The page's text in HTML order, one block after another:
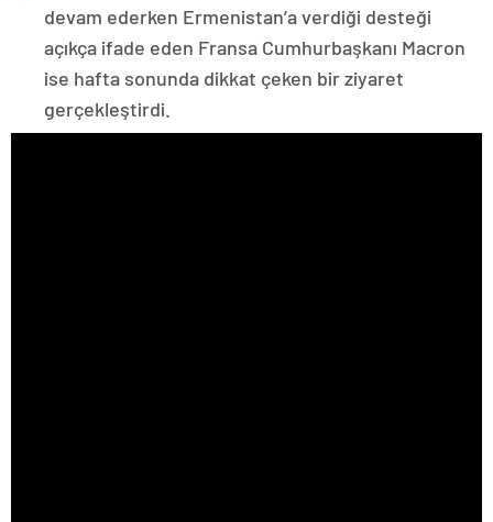
devam ederken Ermenistan’a verdiği desteği
açıkça ifade eden Fransa Cumhurbaşkanı Macron
ise hafta sonunda dikkat çeken bir ziyaret
gerçekleştirdi.